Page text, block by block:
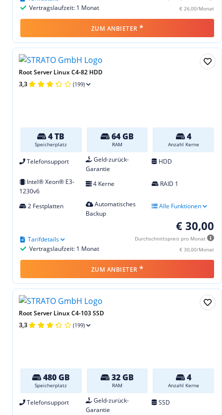
€ 26,00/Monat
Vertragslaufzeit: 1 Monat
ZUM ANBIETER *
Root Server Linux C4-82 HDD
3,3 (199)
4 TB
Speicherplatz
64 GB
RAM
4
Anzahl Kerne
Telefonsupport
Geld-zurück-
Garantie
HDD
Intel® Xeon® E3-
1230v6
4 Kerne RAID 1
2 Festplatten
Automatisches
Backup
Alle Funktionen
€ 30,00
Durchschnittspreis pro Monat
€ 30,00/Monat
Vertragslaufzeit: 1 Monat
Tarifdetails
ZUM ANBIETER *
Root Server Linux C4-103 SSD
3,3 (199)
480 GB
Speicherplatz
32 GB
RAM
4
Anzahl Kerne
Telefonsupport
Geld-zurück-
Garantie
SSD